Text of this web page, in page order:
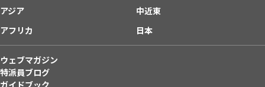
アジア
中近東
アフリカ
日本
ウェブマガジン
特派員ブログ
ガイドブック